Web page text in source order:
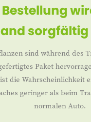
sind während des
Paket
die Wahrscheinlichkeit
geringer als beim
normalen Auto.